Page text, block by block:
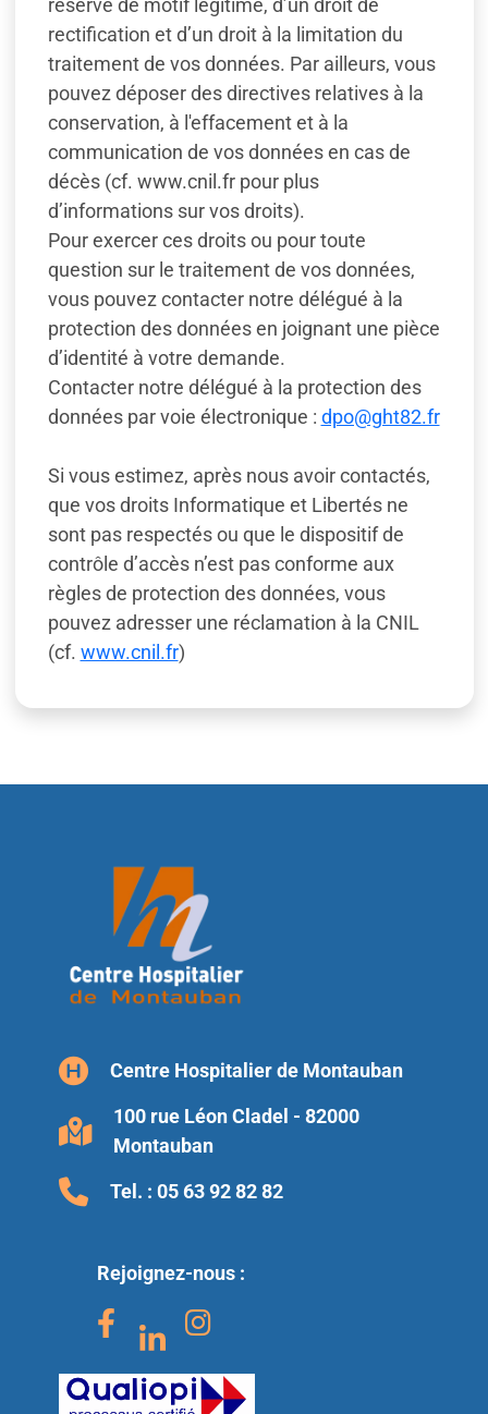
réserve de motif légitime, d’un droit de
rectification et d’un droit à la limitation du
traitement de vos données. Par ailleurs, vous
pouvez déposer des directives relatives à la
conservation, à l'effacement et à la
communication de vos données en cas de
décès (cf. www.cnil.fr pour plus
d’informations sur vos droits).
Pour exercer ces droits ou pour toute
question sur le traitement de vos données,
vous pouvez contacter notre délégué à la
protection des données en joignant une pièce
d’identité à votre demande.
Contacter notre délégué à la protection des
données par voie électronique : dpo@ght82.fr
Si vous estimez, après nous avoir contactés,
que vos droits Informatique et Libertés ne
sont pas respectés ou que le dispositif de
contrôle d’accès n’est pas conforme aux
règles de protection des données, vous
pouvez adresser une réclamation à la CNIL
(cf. www.cnil.fr)
Centre Hospitalier de Montauban
100 rue Léon Cladel - 82000
Montauban
Tel. : 05 63 92 82 82
Rejoignez-nous :